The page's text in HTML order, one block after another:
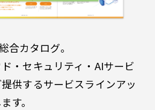
合カタログ。
・セキュリティ・AIサービ
供するサービスラインアッ
す。